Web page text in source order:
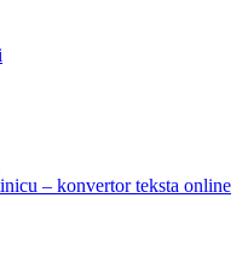
– konvertor teksta online